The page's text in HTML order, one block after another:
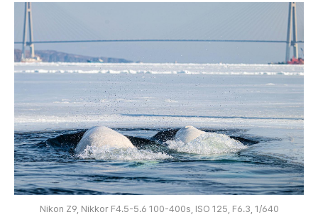
Nikon Z9, Nikkor F4.5-5.6 100-400s, ISO 125, F6.3, 1/640